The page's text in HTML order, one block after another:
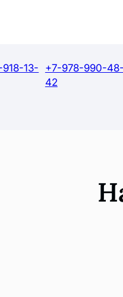
13-
+7-978-990-48-
42